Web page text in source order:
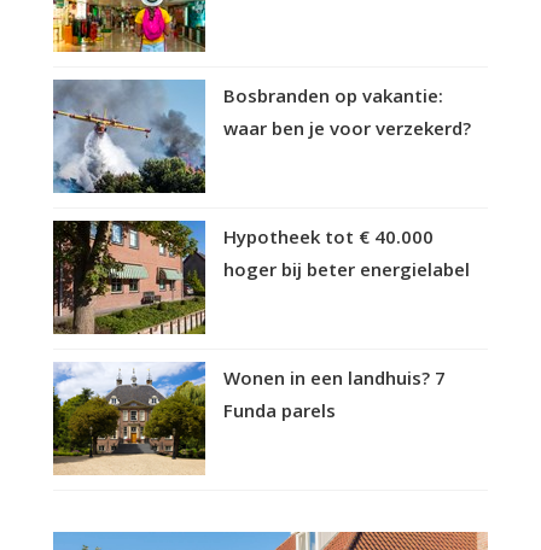
Bosbranden op vakantie:
waar ben je voor verzekerd?
Hypotheek tot € 40.000
hoger bij beter energielabel
Wonen in een landhuis? 7
Funda parels